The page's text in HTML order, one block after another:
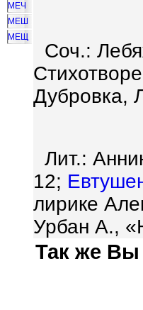
МЕЧ
МЕШ
МЕЩ
Соч.:
Дубровка,
Лит.:
12;
лирике
Урбан А.,
Так же Вы